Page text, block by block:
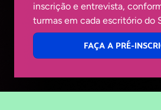
inscrição e entrevista,
turmas em cada escritório do
FAÇA A PRÉ-